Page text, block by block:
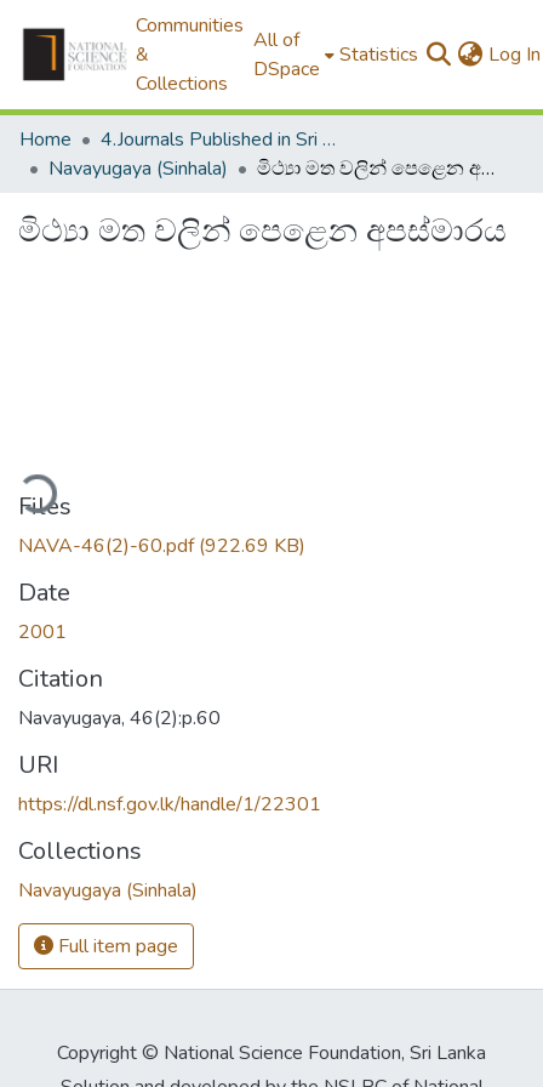
Communities
&
Collections
All of
DSpace
Statistics Log In
Home
4.Journals Published in Sri Lanka
Navayugaya (Sinhala)
මිථ්‍යා මත වලින් පෙළෙන අපස්මාරය
මිථ්‍යා මත වලින් පෙළෙන අපස්මාරය
Files
NAVA-46(2)-60.pdf(922.69 KB)
Date
2001
Citation
Navayugaya, 46(2):p.60
URI
https://dl.nsf.gov.lk/handle/1/22301
Collections
Navayugaya (Sinhala)
Full item page
Copyright © National Science Foundation, Sri Lanka